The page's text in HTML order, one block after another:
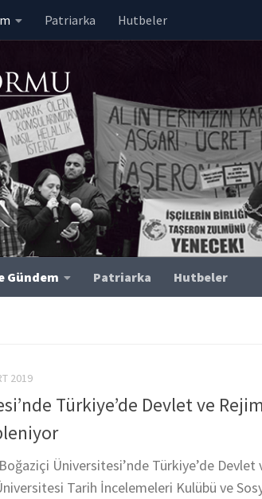
Patriarka Hutbeler
Gündem Patriarka Hutbeler
2019
Türkiye’de Devlet ve
Üniversitesi’nde Türkiye’de Devlet
Tarih İncelemeleri Kulübü ve